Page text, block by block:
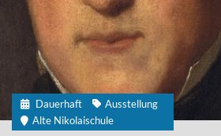
Dauerhaft
Ausstellung
Alte Nikolaischule